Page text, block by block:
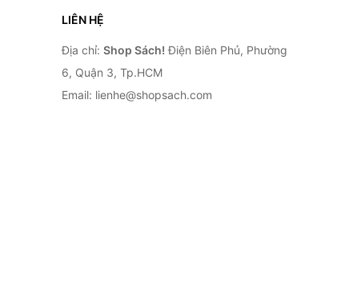
LIÊN HỆ
Địa chỉ: Shop Sách! Điện Biên Phủ, Phường
6, Quận 3, Tp.HCM
Email: lienhe@shopsach.com